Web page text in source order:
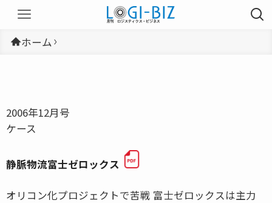
ホーム
2006年12月号
ケース
静脈物流富士ゼロックス
オリコン化プロジェクトで苦戦 富士ゼロックスは主力